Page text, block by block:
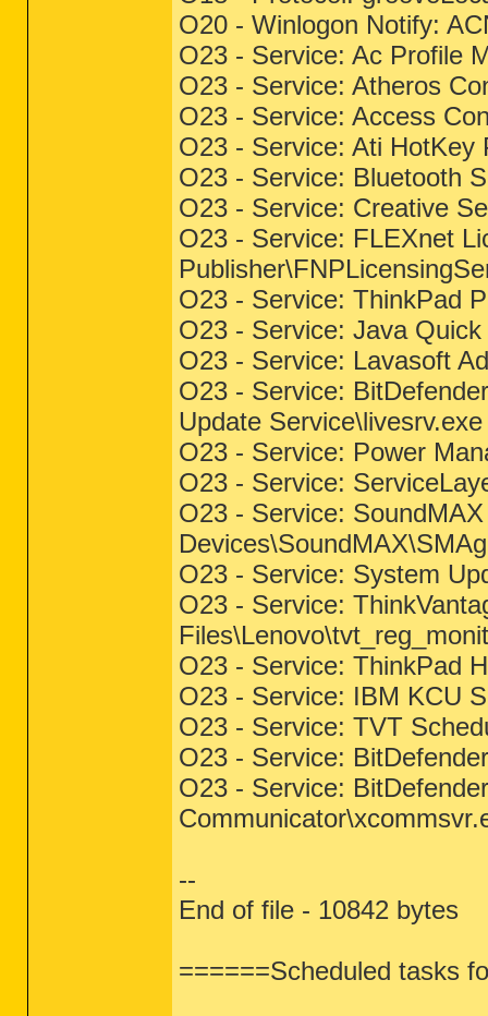
O20 - Winlogon Notify:
O23 - Service: Ac Profile
O23 - Service: Atheros
O23 - Service: Access
O23 - Service: Ati HotKey
O23 - Service: Bluetooth
O23 - Service: Creative
O23 - Service: FLEXnet
O23 - Service: ThinkPad
O23 - Service: Java
O23 - Service: Lavasoft
O23 - Service:
Update Service\livesrv.exe
O23 - Service: Power
O23 - Service:
O23 - Service:
O23 - Service: System
O23 - Service:
O23 - Service: ThinkPad
O23 - Service: IBM KCU
O23 - Service: TVT
O23 - Service:
O23 - Service:
--
End of file - 10842 bytes
======Scheduled tasks